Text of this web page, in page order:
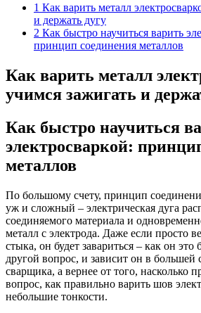
1 Как варить металл
и держать дугу
2 Как быстро научиться варить
принцип соединения металлов
Как варить металл
учимся зажигать и
Как быстро научиться
электросваркой:
металлов
По большому счету, принцип
уж и сложный – электрическая дуга
соединяемого материала и
металл с электрода. Даже если просто
стыка, он будет завариться – как он это
другой вопрос, и зависит он в большей
сварщика, а вернее от того, насколько
вопрос, как правильно варить шов
небольшие тонкости.